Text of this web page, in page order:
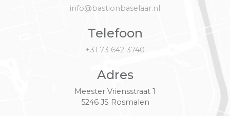
info@bastionbaselaar.nl
Telefoon
+31 73 642 3740
Adres
Meester Vriensstraat 1
5246 JS Rosmalen